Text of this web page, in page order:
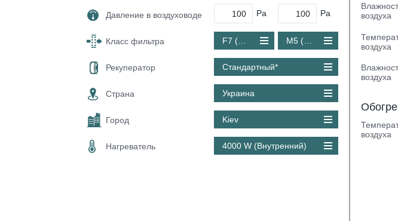
Давление в воздуховоде Pa Pa
Класс фильтра M5 (Coarse 80 %)
Рекуператор Стандартный*
Страна Украина
Город Kiev
Нагреватель 4000 W (Внутренний)
воздуха
воздуха
воздуха
воздуха